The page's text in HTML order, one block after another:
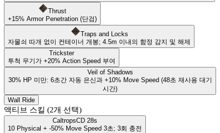
Thrust
+15% Armor Penetration (단검)
Traps and Locks
자물쇠 따개 없이 컨테이너 개봉; 4.5m 이내의 함정 감지 및 해제
Trickster
투척 무기가 +20% Action Speed 부여
Veil of Shadows
30% HP 미만: 6초간 자동 은신과 +10% Move Speed (48초 재사용 대기
시간)
Wall Ride
액티브 스킬 (2개 선택)
CaltropsCD 28s
10 Physical + -50% Move Speed 3초; 3회 충전